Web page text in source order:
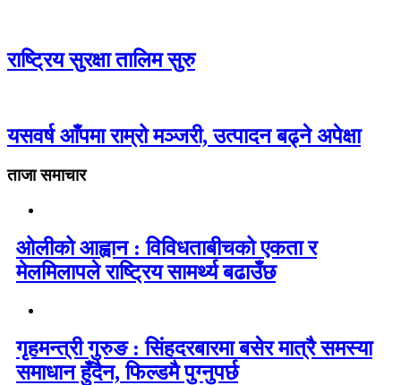
राष्ट्रिय सुरक्षा तालिम सुरु
यसवर्ष आँपमा राम्रो मञ्जरी, उत्पादन बढ्ने अपेक्षा
ताजा समाचार
ओलीको आह्वान : विविधताबीचको एकता र
मेलमिलापले राष्ट्रिय सामर्थ्य बढाउँछ
गृहमन्त्री गुरुङ : सिंहदरबारमा बसेर मात्रै समस्या
समाधान हुँदैन, फिल्डमै पुग्नुपर्छ